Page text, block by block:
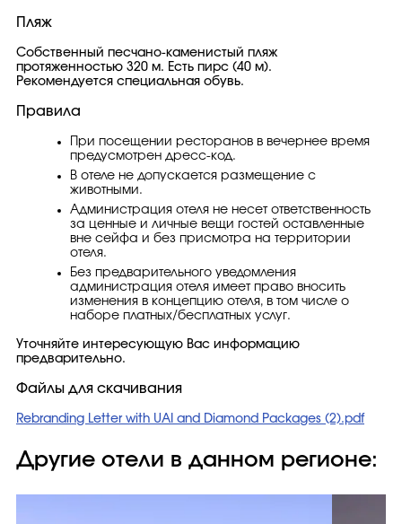
Пляж
Собственный песчано-каменистый пляж
протяженностью 320 м. Есть пирс (40 м).
Рекомендуется специальная обувь.
Правила
При посещении ресторанов в вечернее время
предусмотрен дресс-код.
В отеле не допускается размещение с
животными.
Администрация отеля не несет ответственность
за ценные и личные вещи гостей оставленные
вне сейфа и без присмотра на территории
отеля.
Без предварительного уведомления
администрация отеля имеет право вносить
изменения в концепцию отеля, в том числе о
наборе платных/бесплатных услуг.
Уточняйте интересующую Вас информацию
предварительно.
Файлы для скачивания
Rebranding Letter with UAI and Diamond Packages (2).pdf
Другие отели в данном регионе: